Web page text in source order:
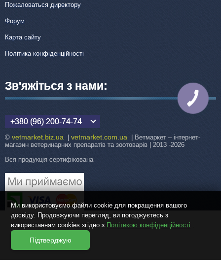
Пожаловаться директору
Форум
Карта сайту
Політика конфіденційності
Зв'яжіться з нами:
+380 (96) 200-74-74
© vetmarket.biz.ua vetmarket.com.ua | Ветмаркет – інтернет-
магазин ветеринарних препаратів та зоотоварів | 2013 -2026
Вся продукція сертифікована
Ми використовуємо файли cookie для покращення вашого
досвіду. Продовжуючи перегляд, ви погоджуєтесь з
використанням cookies згідно з Політикою конфіденційності .
Підтверджую
КНОПКА
ЗВ'ЯЗКУ